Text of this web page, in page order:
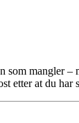
mangler –
etter at du